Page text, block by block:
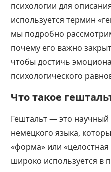
психологии для
используется термин
мы подробно
почему его важно
чтобы достичь
психологического
Что такое
Гештальт — это научный
немецкого языка,
«форма» или
широко используется в